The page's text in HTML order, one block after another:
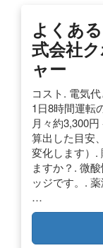
よくあ
式会社
ャー
コスト. 電気
1日8時間運転
月々約3,300
算出した目安
変化します）.
ますか？. 微
ッジです。.
…